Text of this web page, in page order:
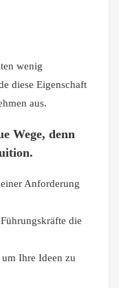
wenig
diese Eigenschaft
aus.
Wege, denn
Anforderung
die
Ihre Ideen zu